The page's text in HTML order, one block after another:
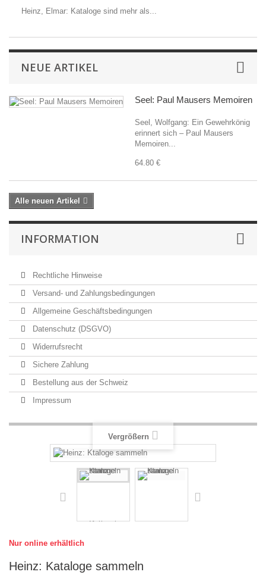
Heinz, Elmar: Kataloge sind mehr als...
NEUE ARTIKEL
Seel: Paul Mausers Memoiren
Seel, Wolfgang: Ein Gewehrkönig
erinnert sich – Paul Mausers
Memoiren...
64.80 €
Alle neuen Artikel
INFORMATION
Rechtliche Hinweise
Versand- und Zahlungsbedingungen
Allgemeine Geschäftsbedingungen
Datenschutz (DSGVO)
Widerrufsrecht
Sichere Zahlung
Bestellung aus der Schweiz
Impressum
Vergrößern
Nur online erhältlich
Heinz: Kataloge sammeln